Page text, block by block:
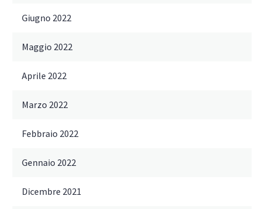
Giugno 2022
Maggio 2022
Aprile 2022
Marzo 2022
Febbraio 2022
Gennaio 2022
Dicembre 2021